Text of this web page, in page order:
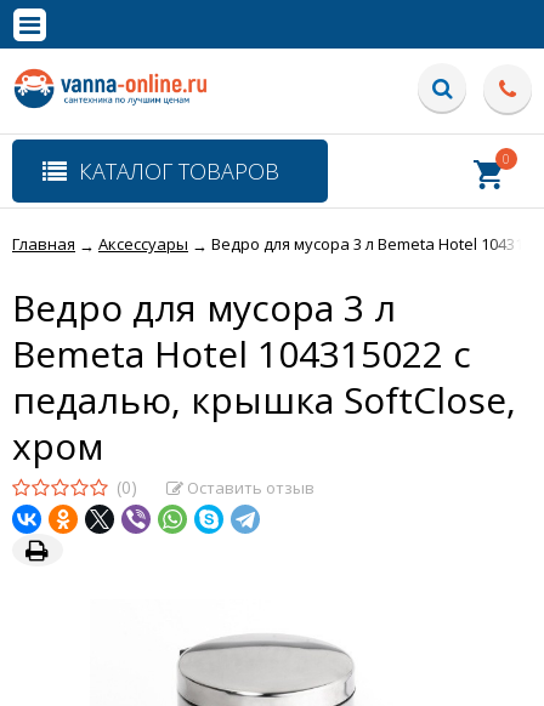
Полная версия сайта
КАТАЛОГ ТОВАРОВ 0
Главная → Аксессуары → Ведро для мусора 3 л Bemeta Hotel
Ведро для мусора 3 л
Bemeta Hotel 104315022 с
педалью, крышка SoftClose,
хром
(0) Оставить отзыв